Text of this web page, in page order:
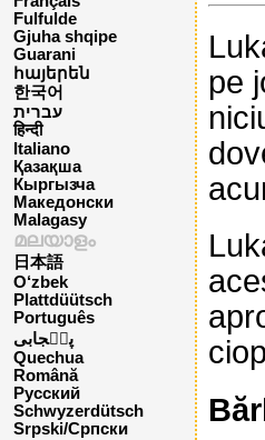
Fulfulde
Gjuha shqipe
Guarani
հայերեն
한국어
עברית
हिन्दी
Italiano
Қазақша
Кыргызча
Македонски
Malagasy
മലയാളം
日本語
O‘zbek
Plattdüütsch
Português
پن٘جابی
Quechua
Română
Русский
Schwyzerdütsch
Srpski/Српски
pe